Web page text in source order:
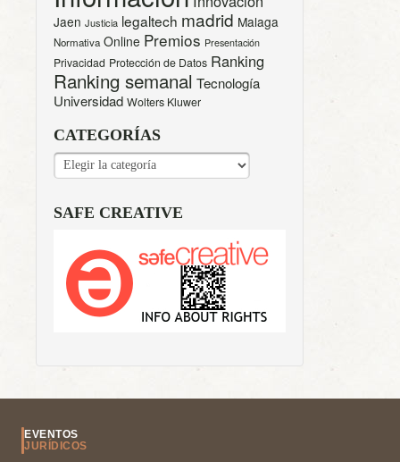
Jaen Justicia legaltech madrid Malaga
Normativa Online Premios Presentación
Privacidad Protección de Datos Ranking
Ranking semanal Tecnología
Universidad Wolters Kluwer
CATEGORÍAS
CATEGORÍAS
SAFE CREATIVE
EVENTOS
JURÍDICOS